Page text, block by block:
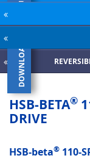
DOWNLOAD CATALOGUE
HSB-BETA®
DRIVE
HSB-beta® 110-